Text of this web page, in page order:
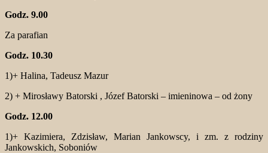
Godz. 9.00
Za parafian
Godz. 10.30
1)+ Halina, Tadeusz Mazur
2) + Mirosławy Batorski , Józef Batorski – imieninowa – od żony
Godz. 12.00
1)+ Kazimiera, Zdzisław, Marian Jankowscy, i zm. z rodziny
Jankowskich, Soboniów